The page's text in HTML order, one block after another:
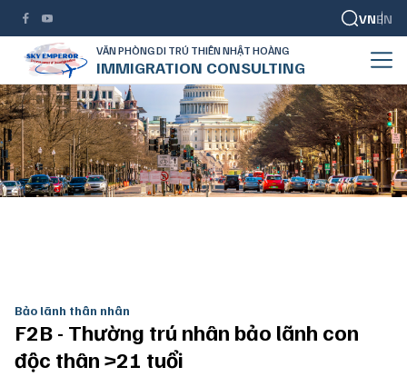
VNEN
VĂN PHÒNG DI TRÚ THIÊN NHẬT HOÀNG
IMMIGRATION CONSULTING
Bảo lãnh thân nhân
F2B - Thường trú nhân bảo lãnh con
độc thân >21 tuổi